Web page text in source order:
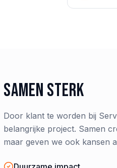
Samen sterk
Door klant te worden bij
belangrijke project. Samen
maar geven we ook kansen